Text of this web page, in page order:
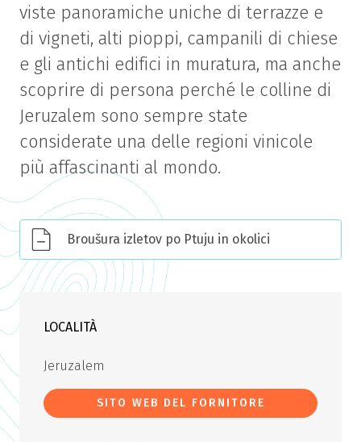
viste panoramiche uniche di terrazze e
di vigneti, alti pioppi, campanili di chiese
e gli antichi edifici in muratura, ma anche
scoprire di persona perché le colline di
Jeruzalem sono sempre state
considerate una delle regioni vinicole
più affascinanti al mondo.
Broušura izletov po Ptuju in okolici
LOCALITÀ
Jeruzalem
SITO WEB DEL FORNITORE